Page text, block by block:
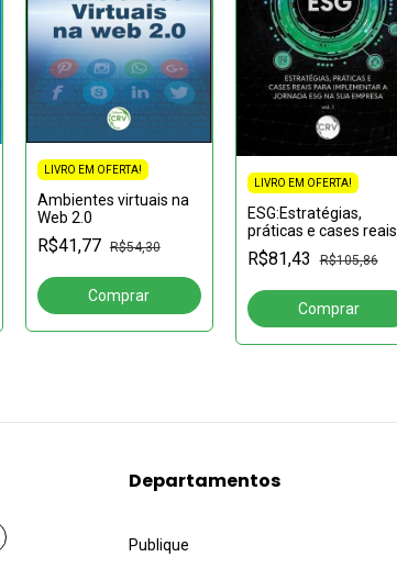
LIVRO EM OFERTA!
Ambientes virtuais na
Web 2.0
R$41,77 R$54,30
LIVRO EM OFERTA!
ESG:Estratégias,
práticas e cases reais
para implementar a
jornada ESG na sua
R$81,43 R$105,86
Departamentos
Publique